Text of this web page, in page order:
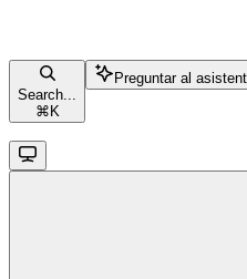
Search...
⌘ K
Preguntar al